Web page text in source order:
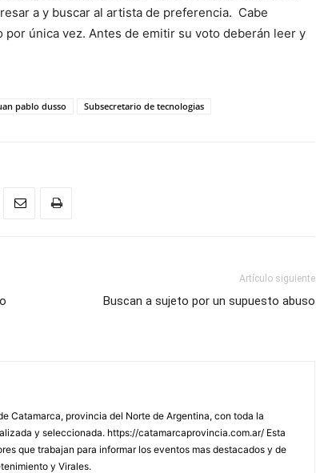
a y buscar al artista de preferencia. Cabe
única vez. Antes de emitir su voto deberán leer y
pablo dusso Subsecretario de tecnologias
Artículo siguiente
Buscan a sujeto por un supuesto abuso
Catamarca, provincia del Norte de Argentina, con toda la
y seleccionada. https://catamarcaprovincia.com.ar/ Esta
que trabajan para informar los eventos mas destacados y de
y Virales.